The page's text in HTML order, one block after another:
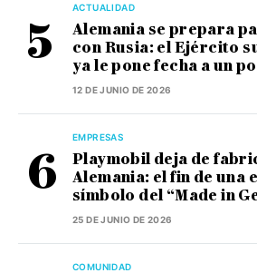
ACTUALIDAD
Alemania se prepara
con Rusia: el Ejército
ya le pone fecha a un
12 DE JUNIO DE 2026
EMPRESAS
Playmobil deja de
Alemania: el fin de una
símbolo del “Made in
25 DE JUNIO DE 2026
COMUNIDAD